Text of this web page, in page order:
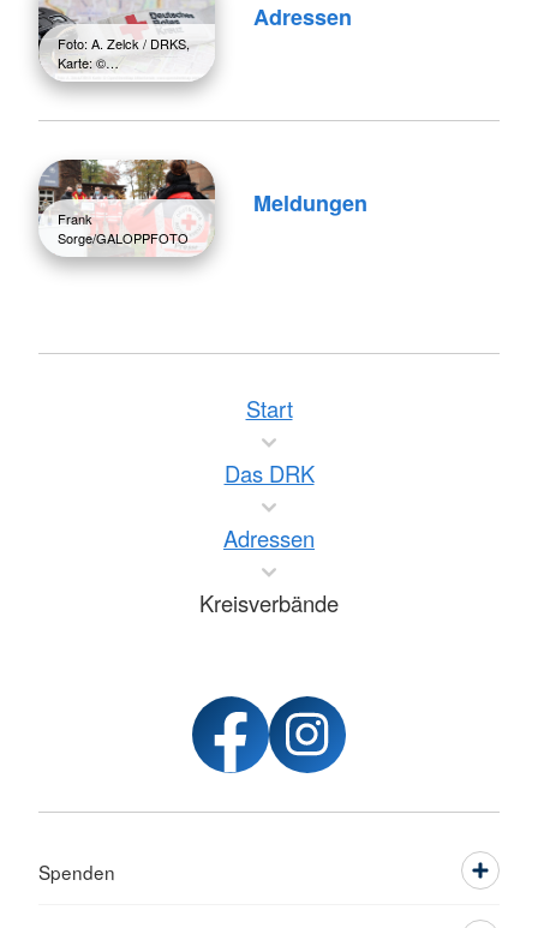
Foto: A. Zelck / DRKS,
Karte: ©…
Adressen
Frank
Sorge/GALOPPFOTO
Meldungen
Start
Das DRK
Adressen
Kreisverbände
Spenden